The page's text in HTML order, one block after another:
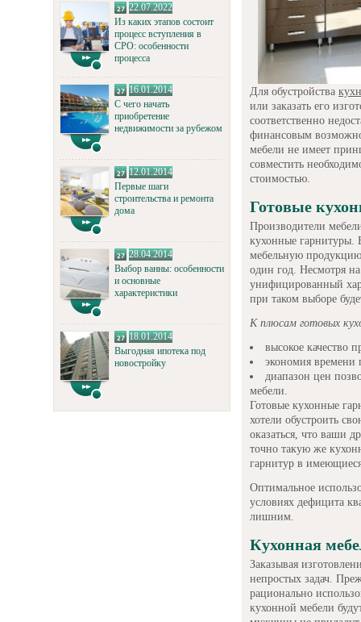
22.07.2022
Из каких этапов состоит
процесс вступления в
СРО: особенности
процесса
16.01.2014
С чего начать
приобретение
недвижимости за рубежом
12.01.2014
Первые шаги
строительства и ремонта
дома
28.04.2014
Выбор ванны: особенности
и основные
характеристики
18.01.2014
Выгодная ипотека под
новостройку
Для обустройства
или заказать его
соответственно
финансовым
мебели не имеет
совместить
стоимостью.
Готовые
Производители
кухонные гарнитуры.
мебельную продукцию
один год. Несмотря на
унифицированный
при таком выборе
К плюсам готовых
высокое качество
экономия времени
диапазон цен
мебели.
Готовые кухонные
хотели обустроить
оказаться, что ваши
точно такую же
гарнитур в
Оптимальное
условиях дефицита
лишним.
Кухонная
Заказывая
непростых задач.
рационально
кухонной мебели